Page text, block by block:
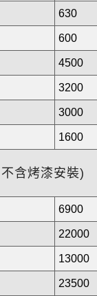
630
600
4500
3200
3000
1600
含烤漆安裝)
6900
22000
13000
23500